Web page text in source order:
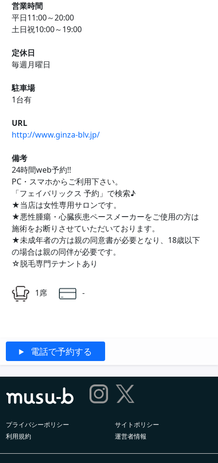
営業時間
平日11:00～20:00
土日祝10:00～19:00
定休日
毎週月曜日
駐車場
1台有
URL
http://www.ginza-blv.jp/
備考
24時間web予約!!
PC・スマホからご利用下さい。
「フェイバリックス 予約」で検索♪
★当店は女性専用サロンです。
★悪性腫瘍・心臓疾患ペースメーカーをご使用の方は
施術をお断りさせていただいております。
★未成年者の方は親の同意書が必要となり、18歳以下
の場合は親の同伴が必要です。
☆脱毛専門テナントあり
1席 -
電話で予約する
プライバシーポリシー
サイトポリシー
利用規約
運営者情報